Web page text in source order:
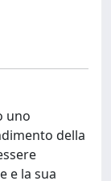
uno
della
e la sua